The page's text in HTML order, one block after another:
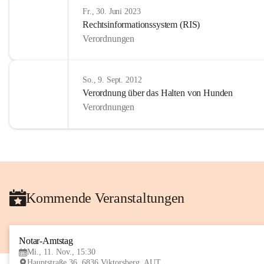
Fr., 30. Juni 2023
Rechtsinformationssystem (RIS)
Verordnungen
So., 9. Sept. 2012
Verordnung über das Halten von Hunden
Verordnungen
Kommende Veranstaltungen
Notar-Amtstag
Mi., 11. Nov., 15:30